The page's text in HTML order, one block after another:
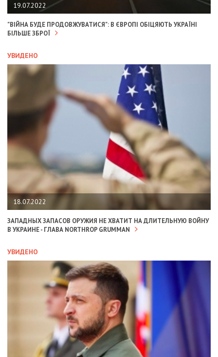
19.07.2022
"ВІЙНА БУДЕ ПРОДОВЖУВАТИСЯ": В ЄВРОПІ ОБІЦЯЮТЬ УКРАЇНІ
БІЛЬШЕ ЗБРОЇ
УВИДЕНО
18.07.2022
ЗАПАДНЫХ ЗАПАСОВ ОРУЖИЯ НЕ ХВАТИТ НА ДЛИТЕЛЬНУЮ ВОЙНУ
В УКРАИНЕ - ГЛАВА NORTHROP GRUMMAN
УВИДЕНО